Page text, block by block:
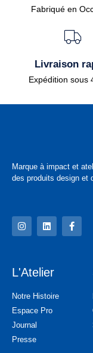
Fabriqué en
Livraison
Expédition sous
Marque à impact et
des produits design et
L'Atelier
Notre Histoire
Espace Pro
Journal
Presse